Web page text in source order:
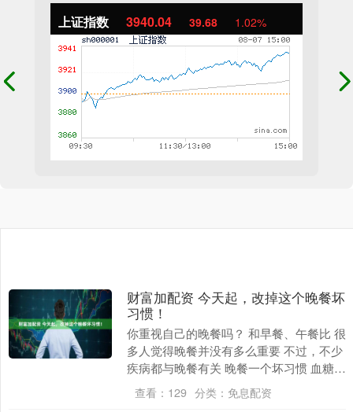
上证指数 3940.04 39.68 1.02%
财富加配资 今天起，改掉这个晚餐坏
习惯！
你重视自己的晚餐吗？ 和早餐、午餐比 很
多人觉得晚餐并没有多么重要 不过，不少
疾病都与晚餐有关 晚餐一个坏习惯 血糖正
在悄悄失控 2025年6月，《电子生物医
学....
查看： 129 分类： 免息配资